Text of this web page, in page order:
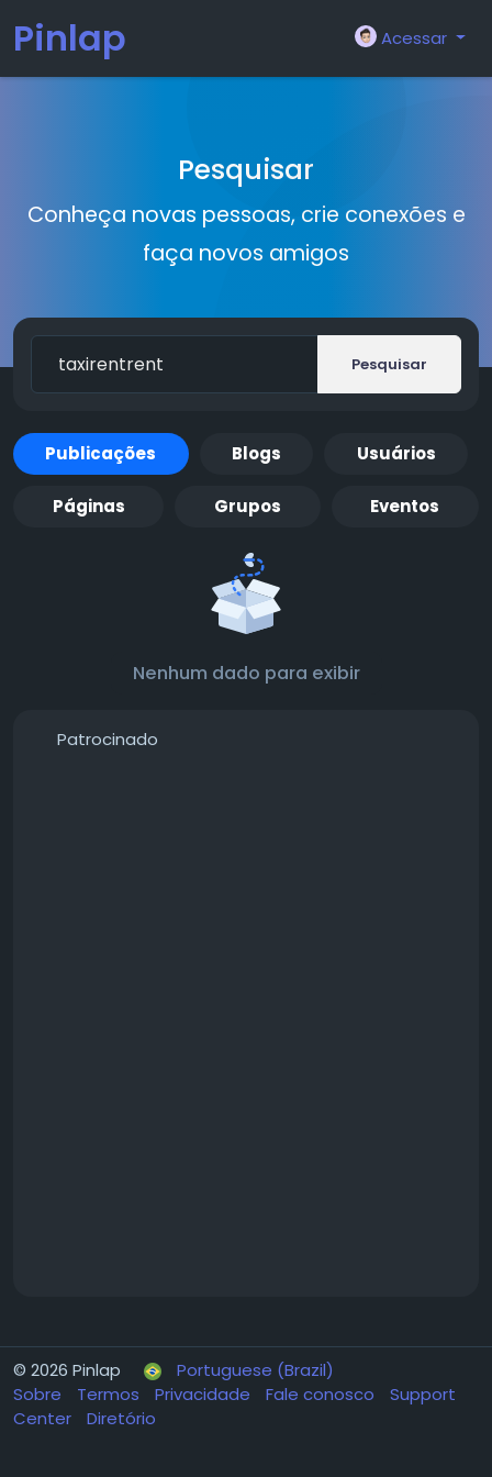
Pinlap Acessar
Pesquisar
Conheça novas pessoas, crie conexões e
faça novos amigos
Pesquisar
Publicações Blogs Usuários
Páginas Grupos Eventos
Nenhum dado para exibir
Patrocinado
© 2026 Pinlap
Portuguese (Brazil)
Sobre
Termos Privacidade Fale conosco
Support
Center
Diretório